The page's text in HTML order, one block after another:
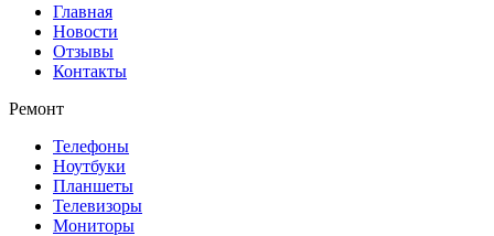
Главная
Новости
Отзывы
Контакты
Ремонт
Телефоны
Ноутбуки
Планшеты
Телевизоры
Мониторы